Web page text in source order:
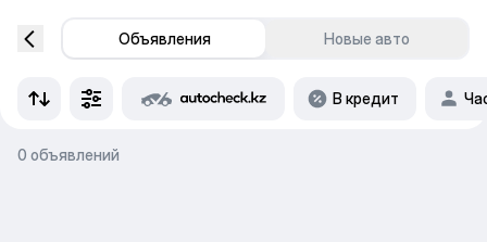
Объявления Новые авто
В кредит
0 объявлений